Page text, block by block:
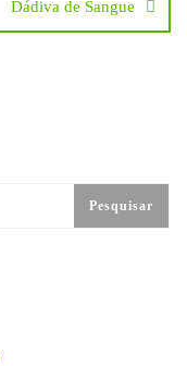
Dádiva de Sangue
Pesquisar